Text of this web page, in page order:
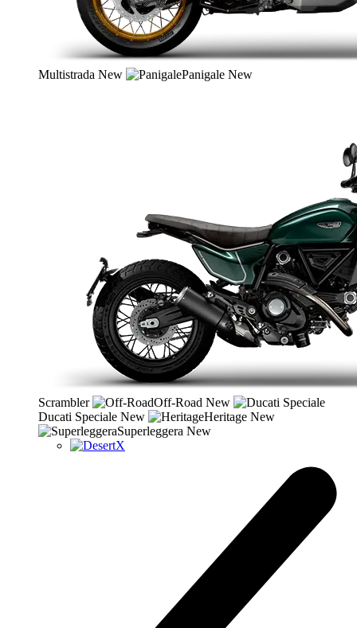
Multistrada New Panigale New
Scrambler Off-Road New
Ducati Speciale New Heritage New
Superleggera New